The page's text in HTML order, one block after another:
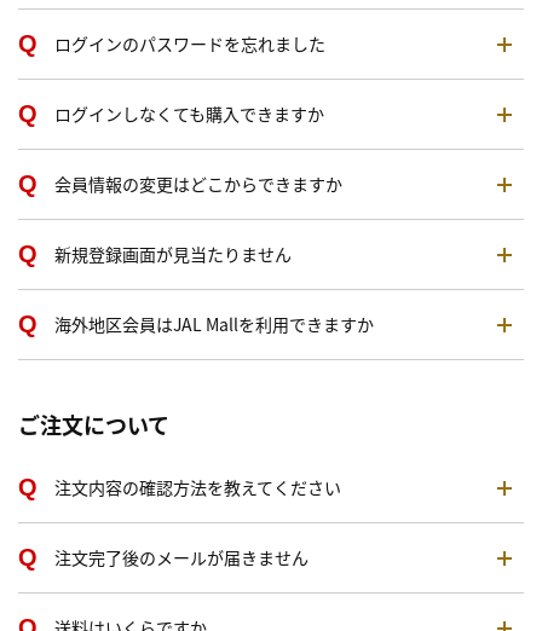
ログインのパスワードを忘れました
ログインしなくても購入できますか
会員情報の変更はどこからできますか
新規登録画面が見当たりません
海外地区会員はJAL Mallを利用できますか
ご注文について
注文内容の確認方法を教えてください
注文完了後のメールが届きません